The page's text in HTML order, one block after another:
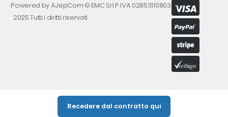
Powered byAJepCom ©
2025 Tutti i diritti riservati
EMC Srl P.IVA 02853110803
Recedere dal contratto qui